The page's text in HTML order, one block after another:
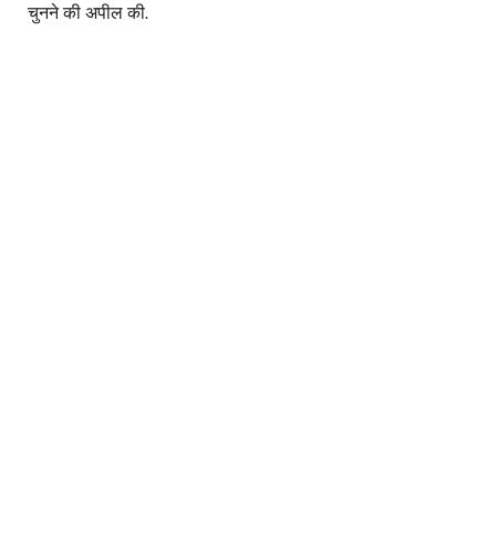
चुनने की अपील की.